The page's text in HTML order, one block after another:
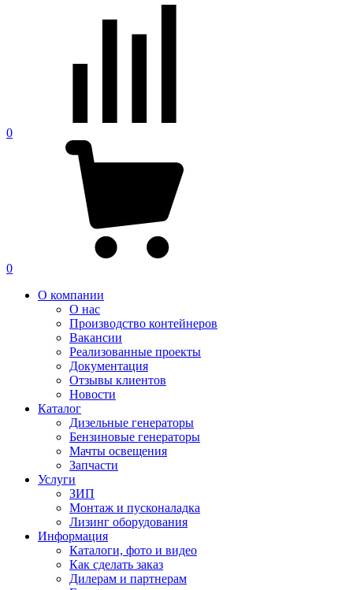
0
0
О компании
О нас
Производство контейнеров
Вакансии
Реализованные проекты
Документация
Отзывы клиентов
Новости
Каталог
Дизельные генераторы
Бензиновые генераторы
Мачты освещения
Запчасти
Услуги
ЗИП
Монтаж и пусконаладка
Лизинг оборудования
Информация
Каталоги, фото и видео
Как сделать заказ
Дилерам и партнерам